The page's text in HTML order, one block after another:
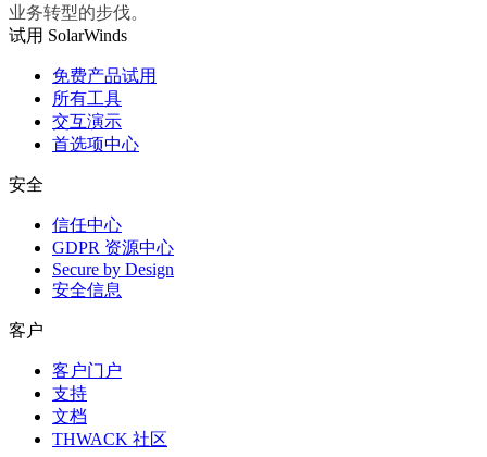
业务转型的步伐。
试用 SolarWinds
免费产品试用
所有工具
交互演示
首选项中心
安全
信任中心
GDPR 资源中心
Secure by Design
安全信息
客户
客户门户
支持
文档
THWACK 社区